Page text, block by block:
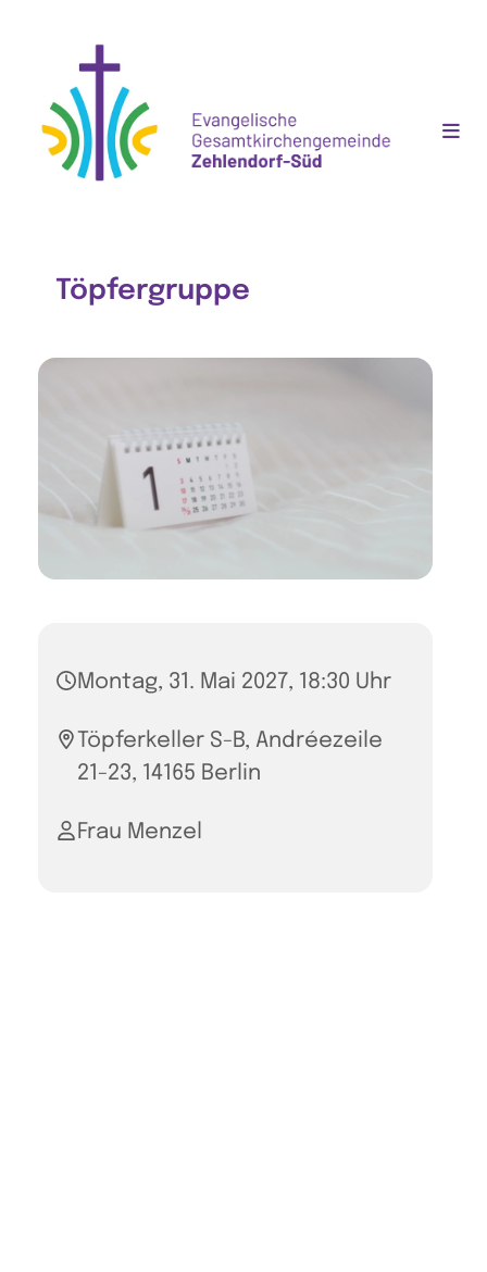
Töpfergruppe
Montag, 31. Mai 2027, 18:30 Uhr
Töpferkeller S-B, Andréezeile
21-23, 14165 Berlin
Frau Menzel